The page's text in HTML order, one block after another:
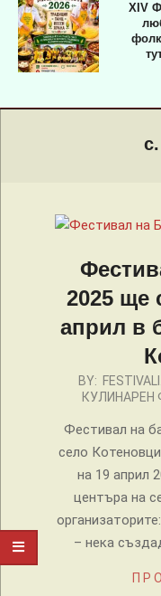
XIV
2025 ще
април в
2025-
26
BY:
КУЛИНАРЕН
Фестивал на
село
на 19 април
центъра на
– нека